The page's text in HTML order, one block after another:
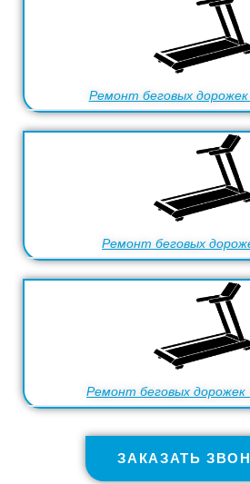
Ремонт беговых дорожек
Ремонт беговых
Ремонт беговых дорожек
ЗАКАЗАТЬ